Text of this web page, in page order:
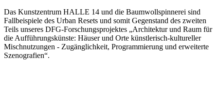
Das Kunstzentrum HALLE 14 und die Baumwollspinnerei sind
Fallbeispiele des Urban Resets und somit Gegenstand des zweiten
Teils unseres DFG-Forschungsprojektes „Architektur und Raum für
die Aufführungskünste: Häuser und Orte künstlerisch-kultureller
Mischnutzungen - Zugänglichkeit, Programmierung und erweiterte
Szenografien“.